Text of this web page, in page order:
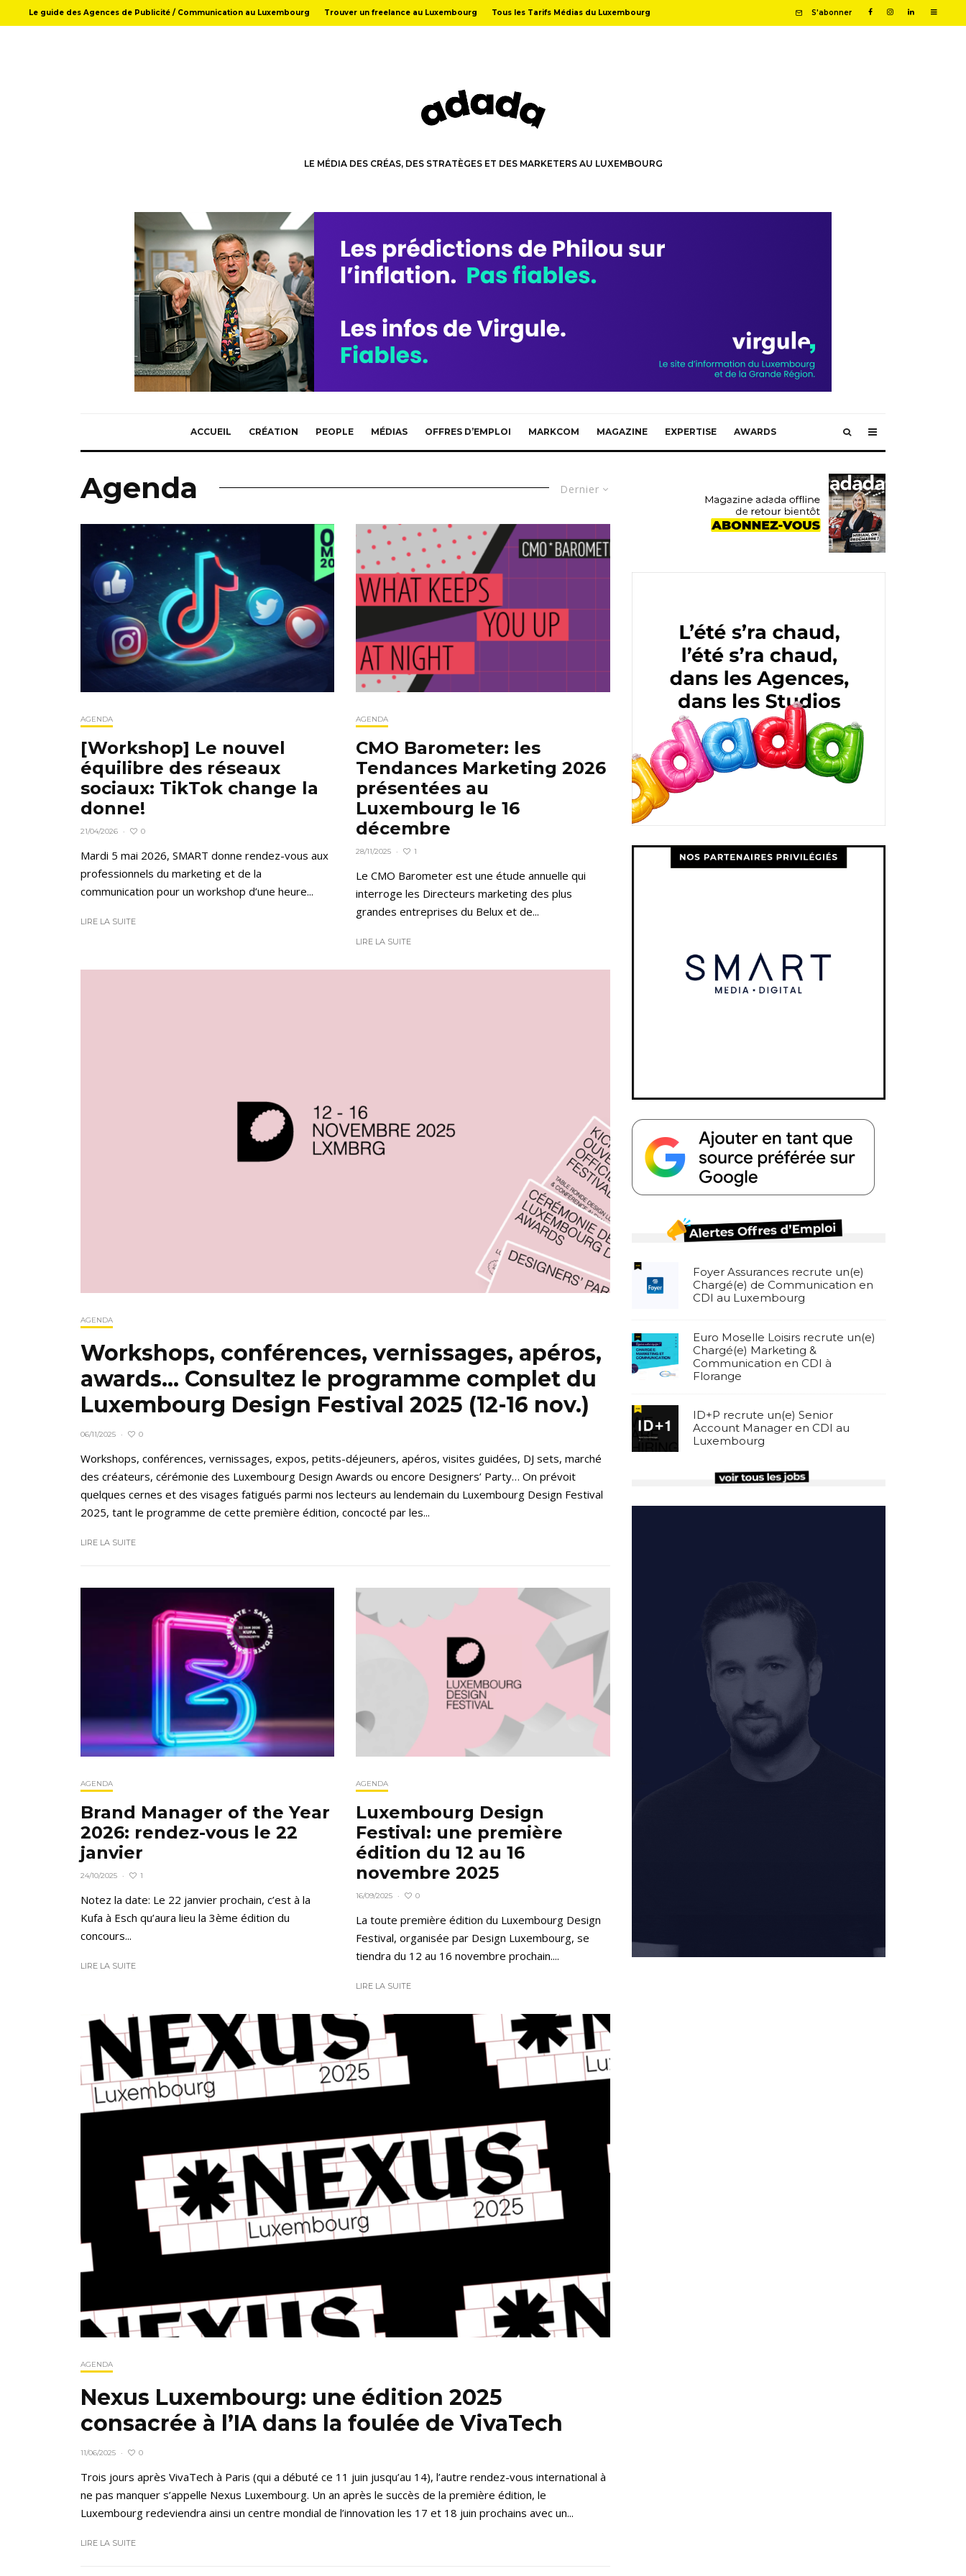
Le guide des Agences de Publicité / Communication au Luxembourg Trouver un freelance au Luxembourg Tous les Tarifs Médias du Luxembourg S'abonner
LE MÉDIA DES CRÉAS, DES STRATÈGES ET DES MARKETERS AU LUXEMBOURG
ACCUEIL CRÉATION PEOPLE MÉDIAS OFFRES D’EMPLOI MARKCOM MAGAZINE EXPERTISE AWARDS
Dernier
Agenda
AGENDA
[Workshop] Le nouvel
équilibre des réseaux
sociaux: TikTok change la
donne!
21/04/2026 · 0
Mardi 5 mai 2026, SMART donne rendez-vous aux
professionnels du marketing et de la
communication pour un workshop d’une heure...
LIRE LA SUITE
AGENDA
CMO Barometer: les
Tendances Marketing 2026
présentées au
Luxembourg le 16
décembre
28/11/2025 · 1
Le CMO Barometer est une étude annuelle qui
interroge les Directeurs marketing des plus
grandes entreprises du Belux et de...
LIRE LA SUITE
AGENDA
Workshops, conférences, vernissages, apéros,
awards… Consultez le programme complet du
Luxembourg Design Festival 2025 (12-16 nov.)
06/11/2025 · 0
Workshops, conférences, vernissages, expos, petits-déjeuners, apéros, visites guidées, DJ sets, marché
des créateurs, cérémonie des Luxembourg Design Awards ou encore Designers’ Party… On prévoit
quelques cernes et des visages fatigués parmi nos lecteurs au lendemain du Luxembourg Design Festival
2025, tant le programme de cette première édition, concocté par les...
LIRE LA SUITE
AGENDA
Brand Manager of the Year
2026: rendez-vous le 22
janvier
24/10/2025 · 1
Notez la date: Le 22 janvier prochain, c’est à la
Kufa à Esch qu’aura lieu la 3ème édition du
concours...
LIRE LA SUITE
AGENDA
Luxembourg Design
Festival: une première
édition du 12 au 16
novembre 2025
16/09/2025 · 0
La toute première édition du Luxembourg Design
Festival, organisée par Design Luxembourg, se
tiendra du 12 au 16 novembre prochain....
LIRE LA SUITE
AGENDA
Nexus Luxembourg: une édition 2025
consacrée à l’IA dans la foulée de VivaTech
11/06/2025 · 0
Trois jours après VivaTech à Paris (qui a débuté ce 11 juin jusqu’au 14), l’autre rendez-vous international à
ne pas manquer s’appelle Nexus Luxembourg. Un an après le succès de la première édition, le
Luxembourg redeviendra ainsi un centre mondial de l’innovation les 17 et 18 juin prochains avec un...
LIRE LA SUITE
Foyer Assurances recrute un(e)
Chargé(e) de Communication en
CDI au Luxembourg
Euro Moselle Loisirs recrute un(e)
Chargé(e) Marketing &
Communication en CDI à
Florange
ID+P recrute un(e) Senior
Account Manager en CDI au
Luxembourg